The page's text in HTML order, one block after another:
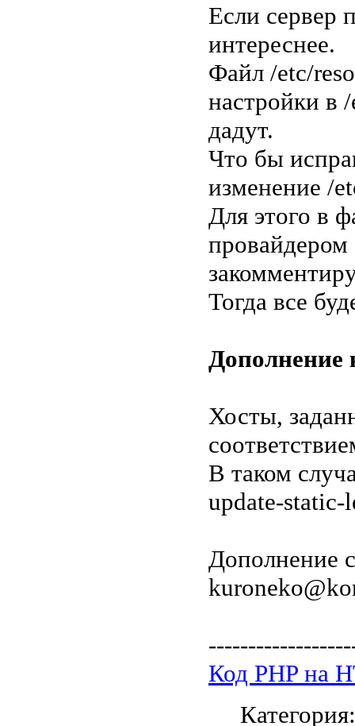
Если сервер
интереснее.
Файл /etc/
настройки в
дадут.
Что бы
изменение /
Для этого в
Тогда все
Дополнение
Хосты,
В таком
update-static-
Дополнение
Код PHP на